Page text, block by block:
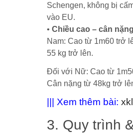
Schengen, không bị
vào EU.
• Chiều cao – cân
Nam: Cao từ 1m60 trở
55 kg trở lên.
Đối với Nữ: Cao từ
Cân nặng từ 48kg trở
||| Xem thêm bài:
3. Quy trình